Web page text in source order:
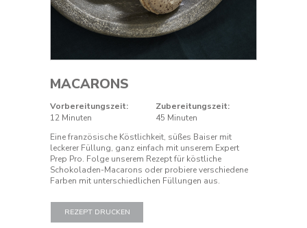
MACARONS
Vorbereitungszeit:
12 Minuten
Zubereitungszeit:
45 Minuten
Eine französische Köstlichkeit, süßes Baiser mit
leckerer Füllung, ganz einfach mit unserem Expert
Prep Pro. Folge unserem Rezept für köstliche
Schokoladen-Macarons oder probiere verschiedene
Farben mit unterschiedlichen Füllungen aus.
REZEPT DRUCKEN